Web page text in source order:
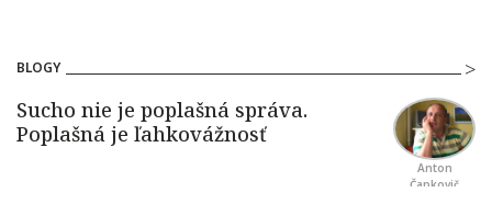
BLOGY
Anton
Čapkovič